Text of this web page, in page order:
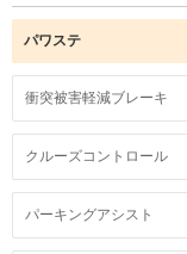
パワステ
衝突被害軽減ブレーキ
クルーズコントロール
パーキングアシスト